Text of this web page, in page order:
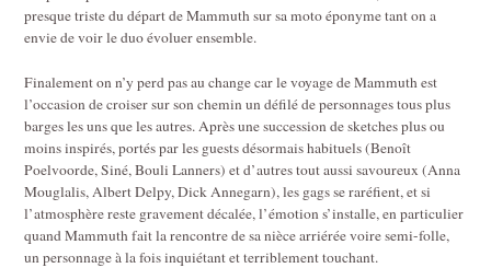
presque triste du départ de Mammuth sur sa moto éponyme tant on a
envie de voir le duo évoluer ensemble.
Finalement on n’y perd pas au change car le voyage de Mammuth est
l’occasion de croiser sur son chemin un défilé de personnages tous plus
barges les uns que les autres. Après une succession de sketches plus ou
moins inspirés, portés par les guests désormais habituels (Benoît
Poelvoorde, Siné, Bouli Lanners) et d’autres tout aussi savoureux (Anna
Mouglalis, Albert Delpy, Dick Annegarn), les gags se raréfient, et si
l’atmosphère reste gravement décalée, l’émotion s’installe, en particulier
quand Mammuth fait la rencontre de sa nièce arriérée voire semi-folle,
un personnage à la fois inquiétant et terriblement touchant.